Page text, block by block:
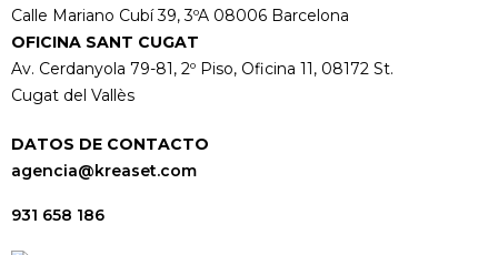
Calle Mariano Cubí 39, 3ºA 08006 Barcelona
OFICINA SANT CUGAT
Av. Cerdanyola 79-81, 2º Piso, Oficina 11, 08172 St.
Cugat del Vallès
DATOS DE CONTACTO
agencia@kreaset.com
931 658 186